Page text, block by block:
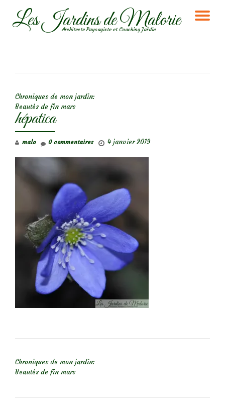
AllerLes Jardins de Malorie
Architecte Paysagiste et Coaching Jardin
Chroniques de mon jardin:
Beautés de fin mars
hépatica
malo 4 janvier 2019
0 commentaires
Chroniques de mon jardin:
Beautés de fin mars